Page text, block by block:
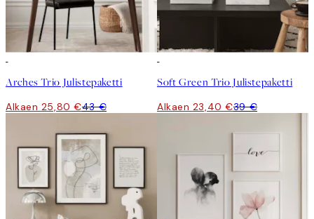
Arches Trio Julistepaketti
Alkaen 25,80 €43 €
Soft Green Trio Julistepaketti
Alkaen 23,40 €39 €